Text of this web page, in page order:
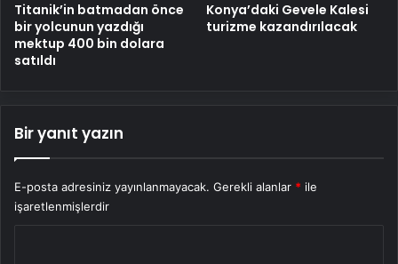
Titanik’in batmadan önce
bir yolcunun yazdığı
mektup 400 bin dolara
satıldı
Konya’daki Gevele Kalesi
turizme kazandırılacak
Bir yanıt yazın
E-posta adresiniz yayınlanmayacak. Gerekli alanlar * ile
işaretlenmişlerdir